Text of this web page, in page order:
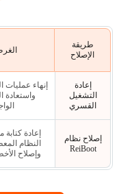
طريقة
الإصلاح
إعادة
التشغيل
القسري
إنهاء عمليات
واستعادة
إصلاح نظام
ReiBoot
إعادة
النظام
وإصلاح